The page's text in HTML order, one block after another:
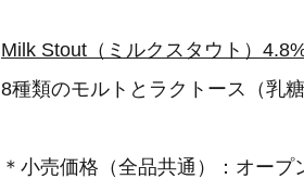
Milk Stout（ミルクスタウト）
8種類のモルトとラクトース（乳
＊小売価格（全品共通）：オープ